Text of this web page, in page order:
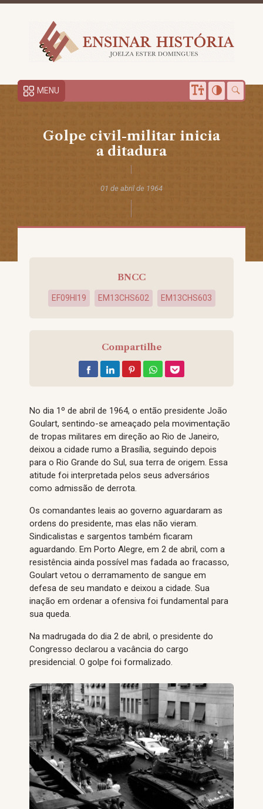
MENU
Golpe civil-militar inicia
a ditadura
01 de abril de 1964
BNCC
EF09HI19 EM13CHS602 EM13CHS603
Compartilhe
No dia 1º de abril de 1964, o então presidente João
Goulart, sentindo-se ameaçado pela movimentação
de tropas militares em direção ao Rio de Janeiro,
deixou a cidade rumo a Brasília, seguindo depois
para o Rio Grande do Sul, sua terra de origem. Essa
atitude foi interpretada pelos seus adversários
como admissão de derrota.
Os comandantes leais ao governo aguardaram as
ordens do presidente, mas elas não vieram.
Sindicalistas e sargentos também ficaram
aguardando. Em Porto Alegre, em 2 de abril, com a
resistência ainda possível mas fadada ao fracasso,
Goulart vetou o derramamento de sangue em
defesa de seu mandato e deixou a cidade. Sua
inação em ordenar a ofensiva foi fundamental para
sua queda.
Na madrugada do dia 2 de abril, o presidente do
Congresso declarou a vacância do cargo
presidencial. O golpe foi formalizado.